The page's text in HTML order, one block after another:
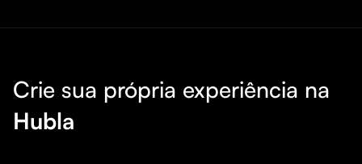
Crie sua própria experiência na
Hubla